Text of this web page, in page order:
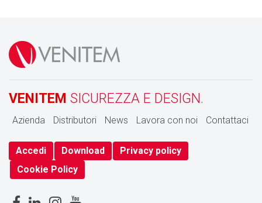
VENITEM SICUREZZA E DESIGN.
Azienda Distributori News Lavora con noi Contattaci
Accedi Download
Privacy policy
Cookie Policy